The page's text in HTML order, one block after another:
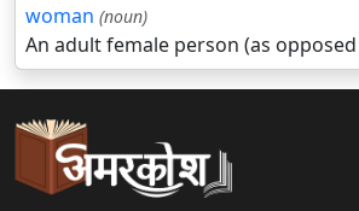
woman (noun)
An adult female person (as